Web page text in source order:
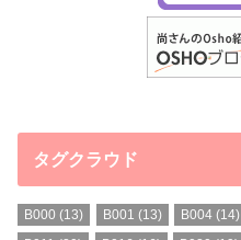
タグクラウド
B000 (13) B001 (13) B004(14)